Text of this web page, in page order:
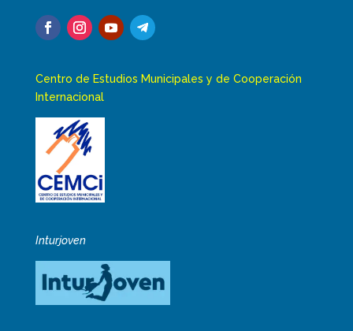
Centro de Estudios Municipales y de Cooperación
Internacional
Inturjoven